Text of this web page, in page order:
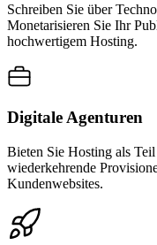
Schreiben Sie über
Monetarisieren Sie Ihr
hochwertigem Hosting.
Digitale Agenturen
Bieten Sie Hosting als
wiederkehrende
Kundenwebsites.